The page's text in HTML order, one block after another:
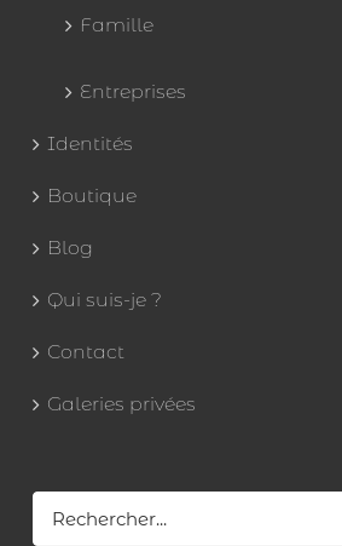
Famille
Entreprises
Identités
Boutique
Blog
Qui suis-je ?
Contact
Galeries privées
Rechercher: